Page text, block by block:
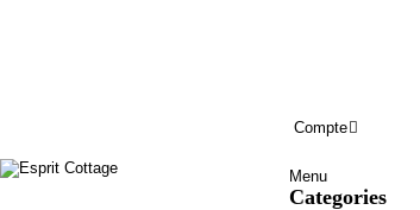
Compte
Menu
Categories